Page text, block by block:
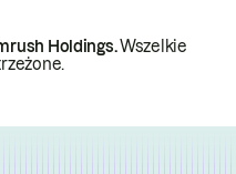
Holdings.Wszelkie